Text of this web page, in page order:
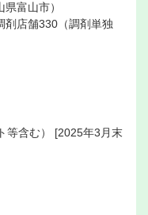
富山市）
店舗330（調剤単独
等含む） [2025年3月末